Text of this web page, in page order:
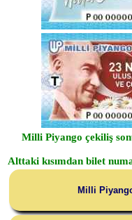
Milli Piyango çekiliş
Alttaki kısımdan bilet
Milli